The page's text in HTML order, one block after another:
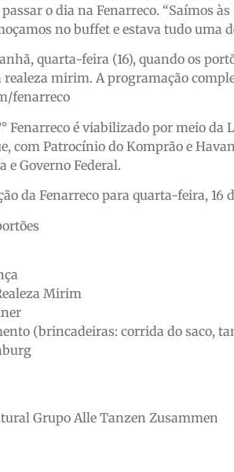
o dia na Fenarreco. “Saímos
no buffet e estava tudo uma
quarta-feira (16), quando os
realeza mirim. A programação
fenarreco
Fenarreco é viabilizado por meio da
com Patrocínio do Komprão e
Governo Federal.
da Fenarreco para quarta-feira,
Mirim
(brincadeiras: corrida do saco,
Grupo Alle Tanzen Zusammen